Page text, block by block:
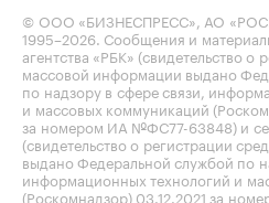
© ООО «БИЗНЕСПРЕСС», АО
1995–2026. Сообщения и
агентства «РБК» (свидетельство о
массовой информации выдано
по надзору в сфере связи,
и массовых коммуникаций
за номером ИА №ФС77-63848) и
(свидетельство о регистрации
выдано Федеральной службой по
информационных технологий и
(Роскомнадзор) 03.12.2021 за